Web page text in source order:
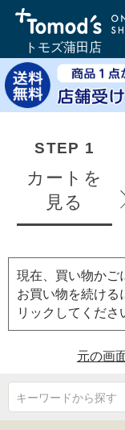
トモズ蒲田店
STEP 1
カートを
見る
現在、買い物かご
お買い物を続ける
リックしてくださ
元の画
キーワードから探す